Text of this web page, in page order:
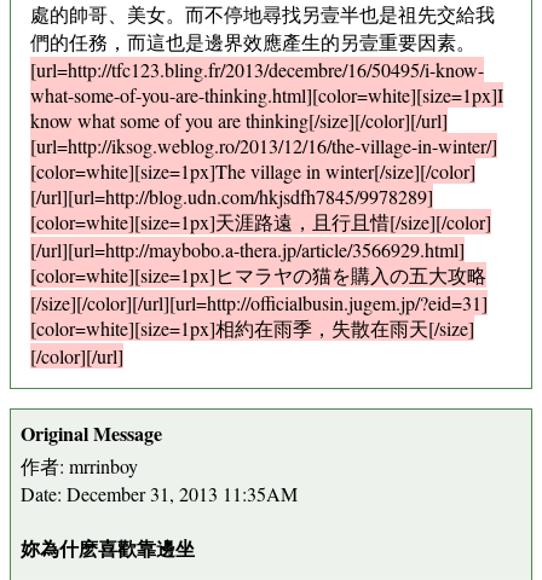
處的帥哥、美女。而不停地尋找另壹半也是祖先交給我
們的任務，而這也是邊界效應產生的另壹重要因素。
[url=http://tfc123.bling.fr/2013/decembre/16/50495/i-know-
what-some-of-you-are-thinking.html][color=white][size=1px]I
know what some of you are thinking[/size][/color][/url]
[url=http://iksog.weblog.ro/2013/12/16/the-village-in-winter/]
[color=white][size=1px]The village in winter[/size][/color]
[/url][url=http://blog.udn.com/hkjsdfh7845/9978289]
[color=white][size=1px]天涯路遠，且行且惜[/size][/color]
[/url][url=http://maybobo.a-thera.jp/article/3566929.html]
[color=white][size=1px]ヒマラヤの猫を購入の五大攻略
[/size][/color][/url][url=http://officialbusin.jugem.jp/?eid=31]
[color=white][size=1px]相約在雨季，失散在雨天[/size]
[/color][/url]
Original Message
作者: mrrinboy
Date: December 31, 2013 11:35AM
妳為什麽喜歡靠邊坐